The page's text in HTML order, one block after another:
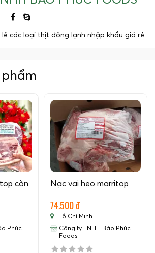
lẻ các loại thịt đông lạnh nhập khẩu giá rẻ
phẩm
còn
Phúc
Nạc vai heo marritop
74.500 đ
Hồ Chí Minh
Công ty TNHH Bảo Phúc
Foods